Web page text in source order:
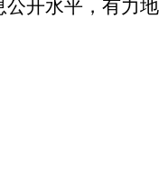
开水平，有力